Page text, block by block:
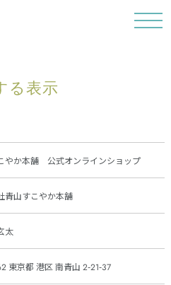
t
o
t
n
る表示
やか本舗 公式オンラインショップ
青山すこやか本舗
太
東京都 港区 南青山 2-21-37